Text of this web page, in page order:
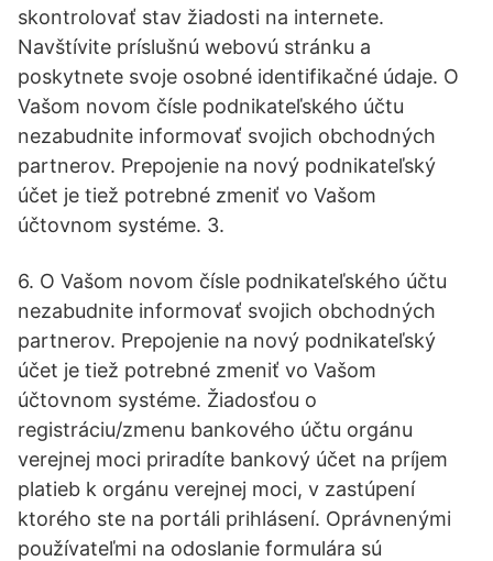
skontrolovať stav žiadosti na internete.
Navštívite príslušnú webovú stránku a
poskytnete svoje osobné identifikačné údaje. O
Vašom novom čísle podnikateľského účtu
nezabudnite informovať svojich obchodných
partnerov. Prepojenie na nový podnikateľský
účet je tiež potrebné zmeniť vo Vašom
účtovnom systéme. 3.
6. O Vašom novom čísle podnikateľského účtu
nezabudnite informovať svojich obchodných
partnerov. Prepojenie na nový podnikateľský
účet je tiež potrebné zmeniť vo Vašom
účtovnom systéme. Žiadosťou o
registráciu/zmenu bankového účtu orgánu
verejnej moci priradíte bankový účet na príjem
platieb k orgánu verejnej moci, v zastúpení
ktorého ste na portáli prihlásení. Oprávnenými
používateľmi na odoslanie formulára sú